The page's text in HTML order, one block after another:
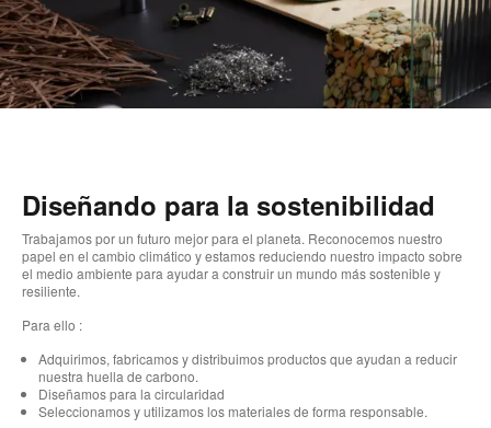
Diseñando para la sostenibilidad
Trabajamos por un futuro mejor para el planeta. Reconocemos nuestro
papel en el cambio climático y estamos reduciendo nuestro impacto sobre
el medio ambiente para ayudar a construir un mundo más sostenible y
resiliente.
Para ello :
Adquirimos, fabricamos y distribuimos productos que ayudan a reducir
nuestra huella de carbono.
Diseñamos para la circularidad
Seleccionamos y utilizamos los materiales de forma responsable.